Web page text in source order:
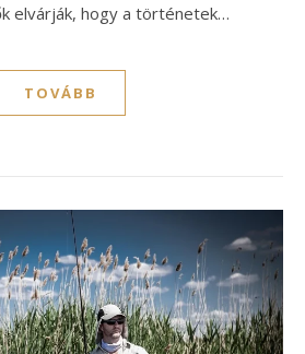
elvárják, hogy a történetek…
TOVÁBB